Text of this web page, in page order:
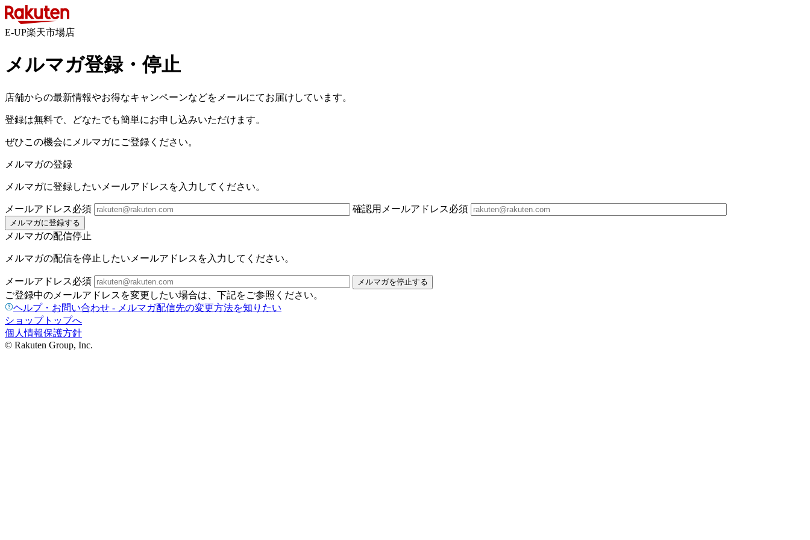
E-UP楽天市場店
メルマガ登録・停止
店舗からの最新情報やお得なキャンペーンなどをメールにてお届けしています。
登録は無料で、どなたでも簡単にお申し込みいただけます。
ぜひこの機会にメルマガにご登録ください。
メルマガの登録
メルマガに登録したいメールアドレスを入力してください。
メールアドレス必須 確認用メールアドレス必須
メルマガに登録する
メルマガの配信停止
メルマガの配信を停止したいメールアドレスを入力してください。
メールアドレス必須 メルマガを停止する
ご登録中のメールアドレスを変更したい場合は、下記をご参照ください。
ヘルプ・お問い合わせ - メルマガ配信先の変更方法を知りたい
ショップトップへ
個人情報保護方針
© Rakuten Group, Inc.